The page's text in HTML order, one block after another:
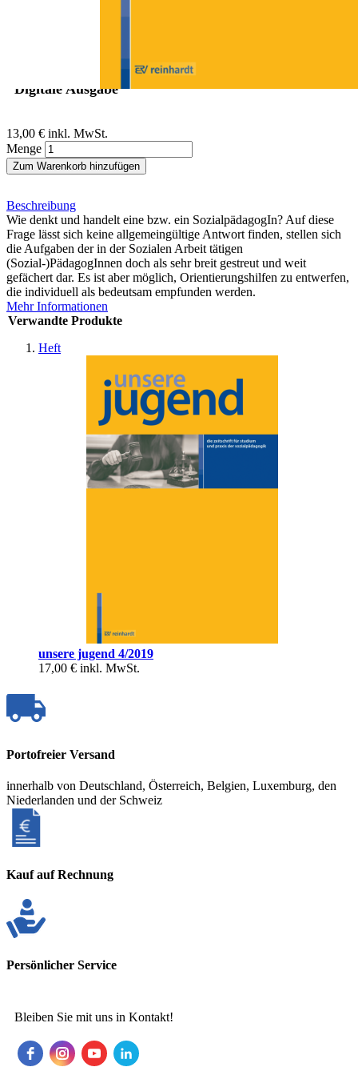
Digitale Ausgabe
13,00 € inkl. MwSt.
Menge
Zum Warenkorb hinzufügen
Beschreibung
Wie denkt und handelt eine bzw. ein SozialpädagogIn? Auf diese
Frage lässt sich keine allgemeingültige Antwort finden, stellen sich
die Aufgaben der in der Sozialen Arbeit tätigen
(Sozial-)PädagogInnen doch als sehr breit gestreut und weit
gefächert dar. Es ist aber möglich, Orientierungshilfen zu entwerfen,
die individuell als bedeutsam empfunden werden.
Mehr Informationen
Verwandte Produkte
Heft
unsere jugend 4/2019
17,00 € inkl. MwSt.
Portofreier Versand
innerhalb von Deutschland, Österreich, Belgien, Luxemburg, den
Niederlanden und der Schweiz
Kauf auf Rechnung
Persönlicher Service
Bleiben Sie mit uns in Kontakt!